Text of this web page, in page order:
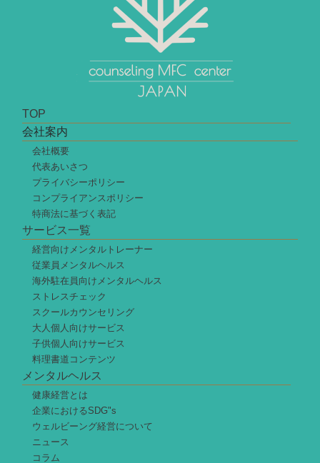
TOP
会社案内
会社概要
代表あいさつ
プライバシーポリシー
コンプライアンスポリシー
特商法に基づく表記
サービス一覧
経営向けメンタルトレーナー
従業員メンタルヘルス
海外駐在員向けメンタルヘルス
ストレスチェック
スクールカウンセリング
大人個人向けサービス
子供個人向けサービス
料理書道コンテンツ
メンタルヘルス
健康経営とは
企業におけるSDG"s
ウェルビーング経営について
ニュース
コラム